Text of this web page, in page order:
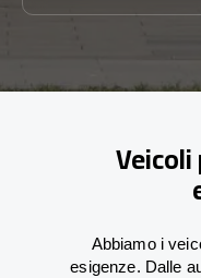
Abbiamo i
esigenze. Dalle